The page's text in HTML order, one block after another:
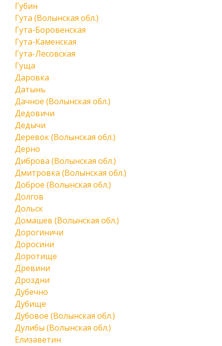
Губин
Гута (Волынская обл.)
Гута-Боровенская
Гута-Каменская
Гута-Лесовская
Гуща
Даровка
Датынь
Дачное (Волынская обл.)
Дедовичи
Дедычи
Деревок (Волынская обл.)
Дерно
Диброва (Волынская обл.)
Дмитровка (Волынская обл.)
Доброе (Волынская обл.)
Долгов
Дольск
Домашев (Волынская обл.)
Дорогиничи
Доросини
Доротище
Древини
Дроздни
Дубечно
Дубище
Дубовое (Волынская обл.)
Дулибы (Волынская обл.)
Елизаветин